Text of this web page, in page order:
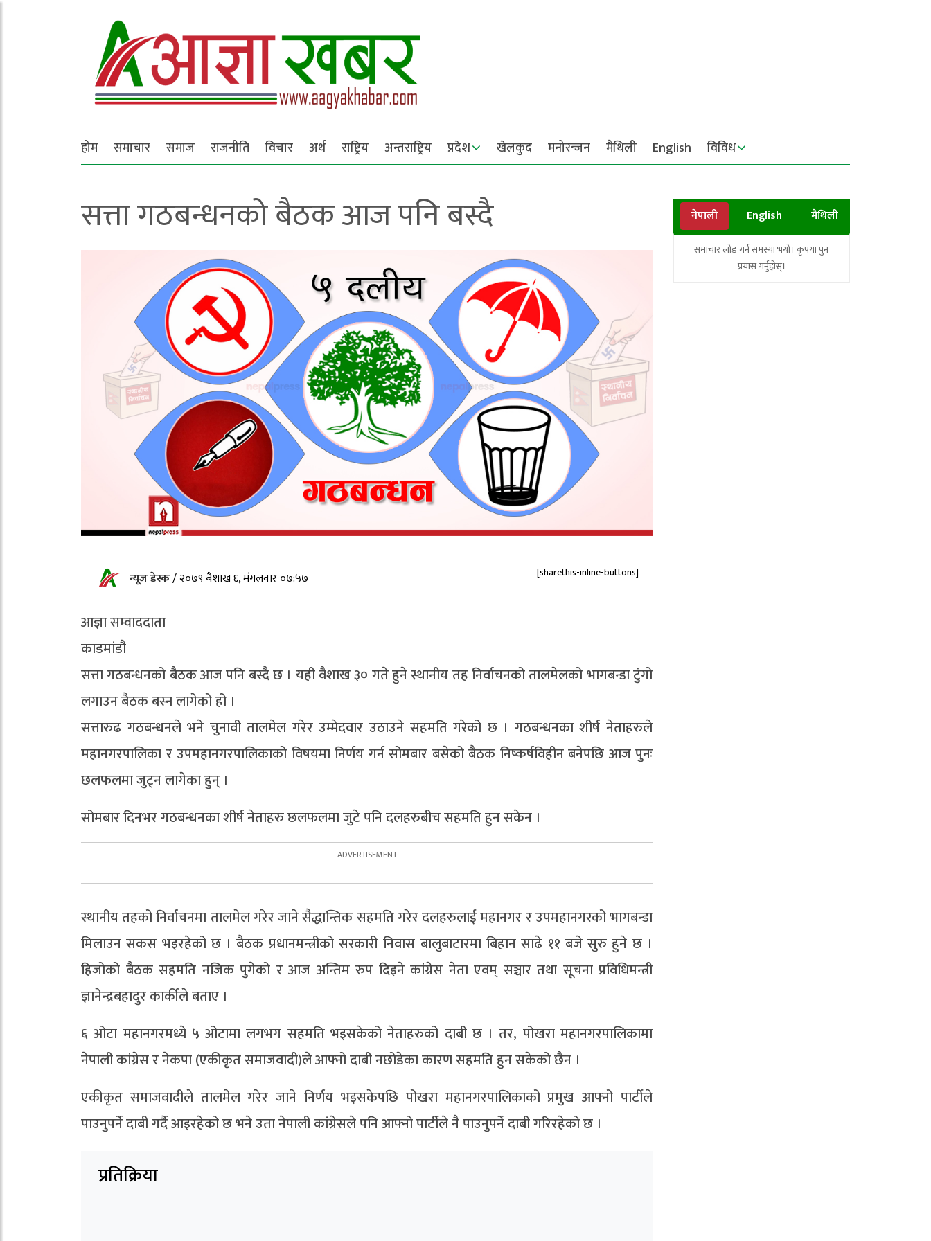
होम समाचार समाज राजनीति विचार अर्थ राष्ट्रिय अन्तराष्ट्रिय प्रदेश खेलकुद मनोरन्जन मैथिली English विविध
सत्ता गठबन्धनको बैठक आज पनि बस्दै
न्यूज डेस्क/२०७९ बैशाख ६, मंगलवार ०७:५७ [sharethis-inline-buttons]
आज्ञा सम्वाददाता
काडमांडौ
सत्ता गठबन्धनको बैठक आज पनि बस्दै छ । यही वैशाख ३० गते हुने स्थानीय तह निर्वाचनको तालमेलको भागबन्डा टुंगो
लगाउन बैठक बस्न लागेको हो ।
सत्तारुढ गठबन्धनले भने चुनावी तालमेल गरेर उम्मेदवार उठाउने सहमति गरेको छ । गठबन्धनका शीर्ष नेताहरुले
महानगरपालिका र उपमहानगरपालिकाको विषयमा निर्णय गर्न सोमबार बसेको बैठक निष्कर्षविहीन बनेपछि आज पुनः
छलफलमा जुट्न लागेका हुन् ।
सोमबार दिनभर गठबन्धनका शीर्ष नेताहरु छलफलमा जुटे पनि दलहरुबीच सहमति हुन सकेन ।
स्थानीय तहको निर्वाचनमा तालमेल गरेर जाने सैद्धान्तिक सहमति गरेर दलहरुलाई महानगर र उपमहानगरको भागबन्डा
मिलाउन सकस भइरहेको छ । बैठक प्रधानमन्त्रीको सरकारी निवास बालुबाटारमा बिहान साढे ११ बजे सुरु हुने छ ।
हिजोको बैठक सहमति नजिक पुगेको र आज अन्तिम रुप दिइने कांग्रेस नेता एवम् सञ्चार तथा सूचना प्रविधिमन्त्री
ज्ञानेन्द्रबहादुर कार्कीले बताए ।
६ ओटा महानगरमध्ये ५ ओटामा लगभग सहमति भइसकेको नेताहरुको दाबी छ । तर, पोखरा महानगरपालिकामा
नेपाली कांग्रेस र नेकपा (एकीकृत समाजवादी)ले आफ्नो दाबी नछोडेका कारण सहमति हुन सकेको छैन ।
एकीकृत समाजवादीले तालमेल गरेर जाने निर्णय भइसकेपछि पोखरा महानगरपालिकाको प्रमुख आफ्नो पार्टीले
पाउनुपर्ने दाबी गर्दै आइरहेको छ भने उता नेपाली कांग्रेसले पनि आफ्नो पार्टीले नै पाउनुपर्ने दाबी गरिरहेको छ ।
प्रतिक्रिया
नेपाली English मैथिली
समाचार लोड गर्न समस्या भयो। कृपया पुनः
प्रयास गर्नुहोस्।